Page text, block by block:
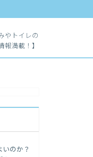
やトイレの
満載！】
のか？